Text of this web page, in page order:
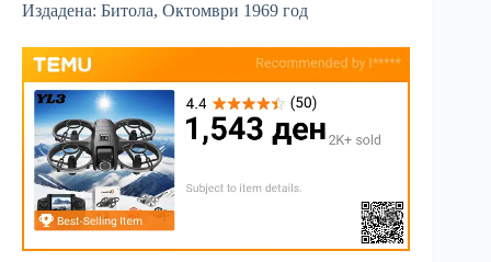
Издадена: Битола, Октомври 1969 год